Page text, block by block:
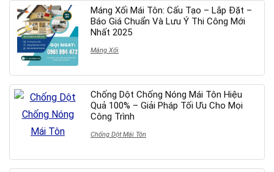
Máng Xối Mái Tôn: Cấu Tạo – Lắp Đặt –
Báo Giá Chuẩn Và Lưu Ý Thi Công Mới
Nhất 2025
Máng Xối
Chống Dột Chống Nóng Mái Tôn Hiệu
Quả 100% – Giải Pháp Tối Ưu Cho Mọi
Công Trình
Chống Dột Mái Tôn